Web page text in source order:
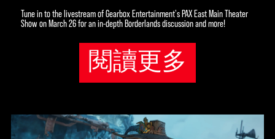
Tune in to the livestream of Gearbox Entertainment's PAX East Main Theater
Show on March 26 for an in-depth Borderlands discussion and more!
閱讀更多